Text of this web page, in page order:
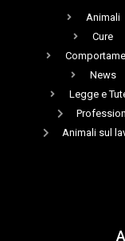
Animali
Cure
News
Legge e
Animali sul